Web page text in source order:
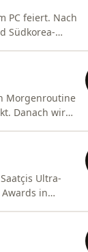
PC feiert. Nach
Südkorea-
Morgenroutine
Danach wird
Ultra-
in